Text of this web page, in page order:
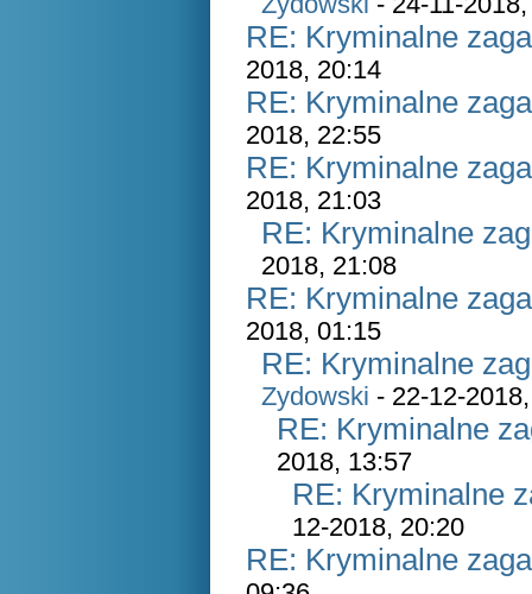
RE: Kryminalne
2018, 20:14
RE: Kryminalne
2018, 22:55
RE: Kryminalne
2018, 21:03
RE: Kryminalne
2018, 21:08
RE: Kryminalne
2018, 01:15
RE: Kryminalne
Zydowski - 22-12-
RE: Kryminalne
2018, 13:57
RE: Kryminalne
12-2018, 20:20
RE: Kryminalne